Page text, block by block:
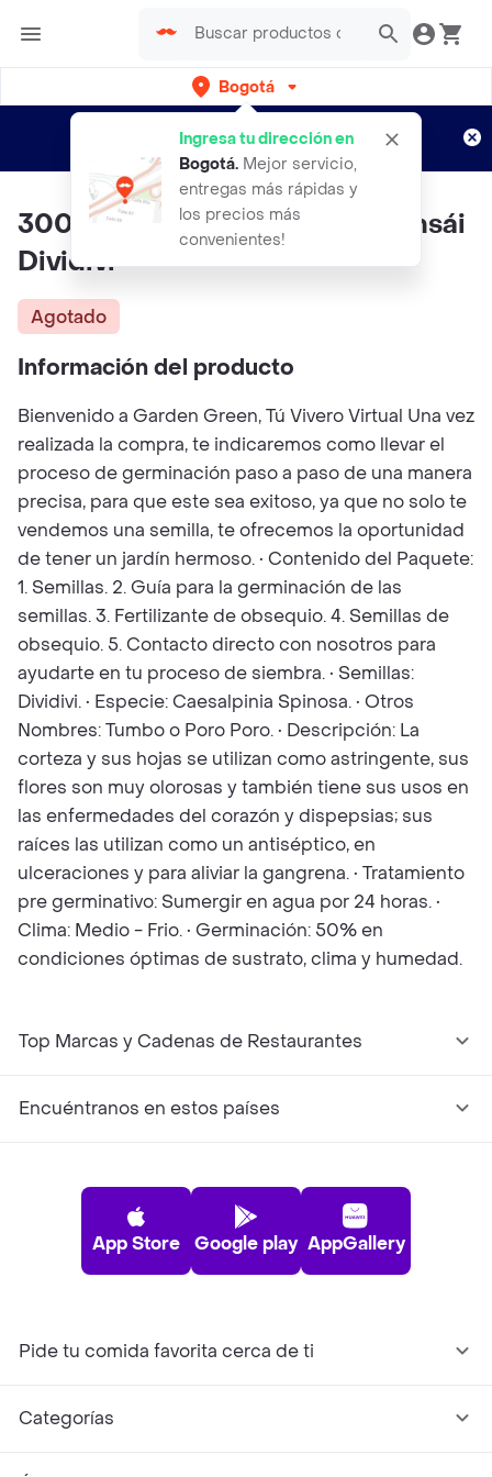
Bogotá
Ingresa tu dirección en
Bogotá. Mejor servicio,
entregas más rápidas y
los precios más
convenientes!
envíos gratis por semanas
Aplican TyC
300 Semillas Orgánicas De Bonsái
Dividivi
Agotado
Información del producto
Bienvenido a Garden Green, Tú Vivero Virtual Una vez
realizada la compra, te indicaremos como llevar el
proceso de germinación paso a paso de una manera
precisa, para que este sea exitoso, ya que no solo te
vendemos una semilla, te ofrecemos la oportunidad
de tener un jardín hermoso. • Contenido del Paquete:
1. Semillas. 2. Guía para la germinación de las
semillas. 3. Fertilizante de obsequio. 4. Semillas de
obsequio. 5. Contacto directo con nosotros para
ayudarte en tu proceso de siembra. • Semillas:
Dividivi. • Especie: Caesalpinia Spinosa. • Otros
Nombres: Tumbo o Poro Poro. • Descripción: La
corteza y sus hojas se utilizan como astringente, sus
flores son muy olorosas y también tiene sus usos en
las enfermedades del corazón y dispepsias; sus
raíces las utilizan como un antiséptico, en
ulceraciones y para aliviar la gangrena. • Tratamiento
pre germinativo: Sumergir en agua por 24 horas. •
Clima: Medio - Frio. • Germinación: 50% en
condiciones óptimas de sustrato, clima y humedad.
Top Marcas y Cadenas de Restaurantes
Encuéntranos en estos países
App Store Google play AppGallery
Pide tu comida favorita cerca de ti
Categorías